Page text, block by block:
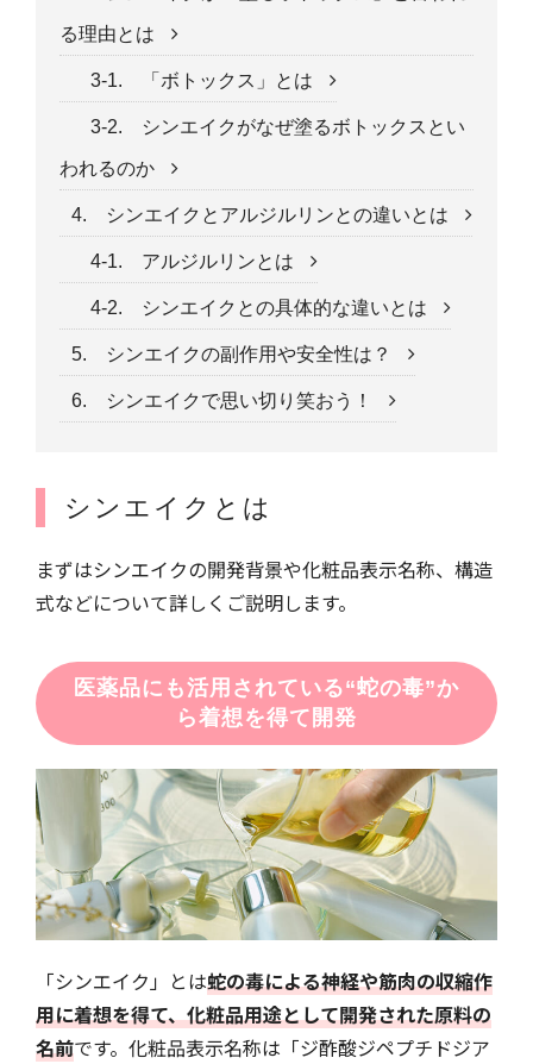
る理由とは
3-1. 「ボトックス」とは
3-2. シンエイクがなぜ塗るボトックスとい
われるのか
4. シンエイクとアルジルリンとの違いとは
4-1. アルジルリンとは
4-2. シンエイクとの具体的な違いとは
5. シンエイクの副作用や安全性は？
6. シンエイクで思い切り笑おう！
シンエイクとは
まずはシンエイクの開発背景や化粧品表示名称、構造
式などについて詳しくご説明します。
医薬品にも活用されている“蛇の毒”か
ら着想を得て開発
「シンエイク」とは蛇の毒による神経や筋肉の収縮作
用に着想を得て、化粧品用途として開発された原料の
名前です。化粧品表示名称は「ジ酢酸ジペプチドジア